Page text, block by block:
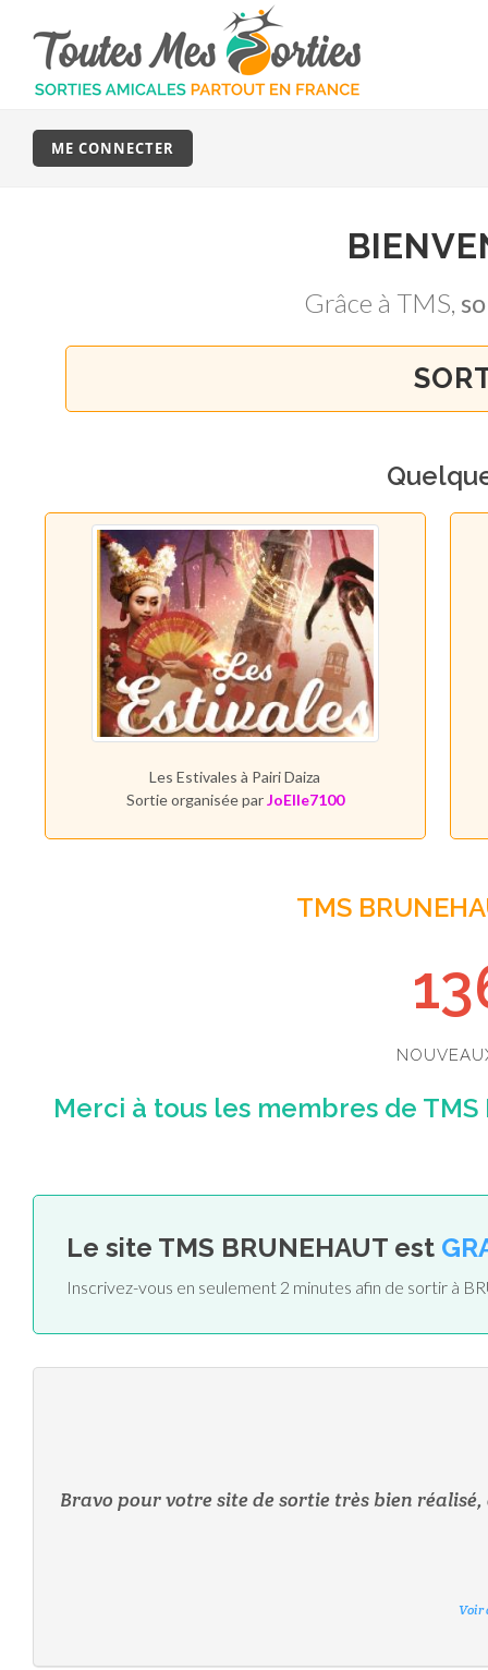
ME CONNECTER
Grâce à TMS,
Les Estivales à Pairi Daiza
Sortie organisée parJoElle7100
TMS
Merci à tous les membres de
Le site TMS BRUNEHAUT est
Inscrivez-vous en seulement 2 minutes afin de sortir à
Bravo pour votre site de sortie très bien
Voir
Voir
Voir
Voir
Voir